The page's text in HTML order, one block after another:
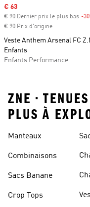
Prix soldé
€ 63
€ 90 Dernier prix le plus bas -
€ 90 Prix d'origine
Veste Anthem Arsenal FC
Enfants
Enfants Performance
ZNE •
PLUS À
Manteaux
Combinaisons
Sacs Banane
Crop Tops